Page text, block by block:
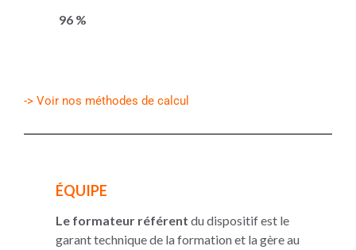
96 %
-> Voir nos méthodes de calcul
ÉQUIPE
Le formateur référent du dispositifest le
garant technique de la formation et la gère au